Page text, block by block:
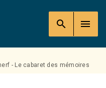
search menu
- Le cabaret des mémoires